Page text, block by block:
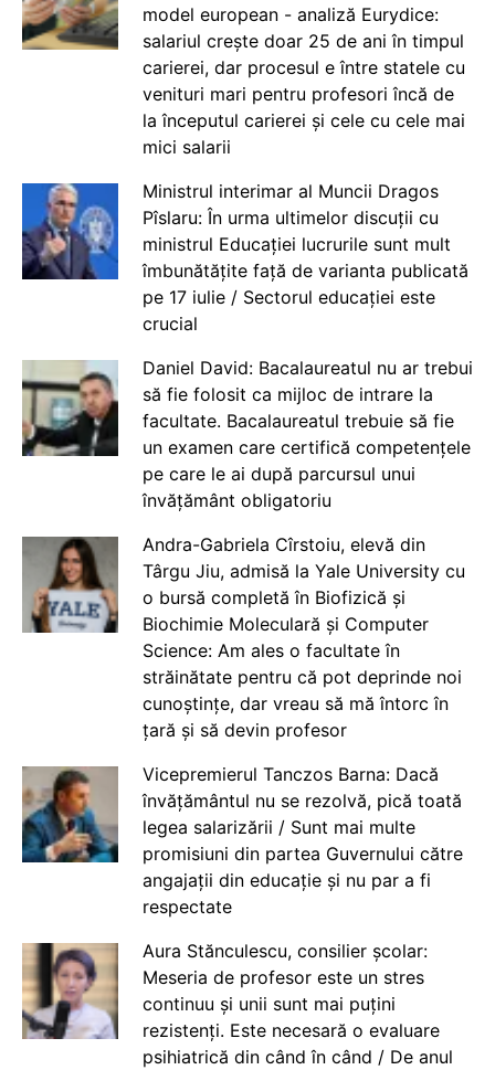
model european - analiză Eurydice:
salariul crește doar 25 de ani în timpul
carierei, dar procesul e între statele cu
venituri mari pentru profesori încă de
la începutul carierei și cele cu cele mai
mici salarii
Ministrul interimar al Muncii Dragos
Pîslaru: În urma ultimelor discuții cu
ministrul Educației lucrurile sunt mult
îmbunătățite față de varianta publicată
pe 17 iulie / Sectorul educației este
crucial
Daniel David: Bacalaureatul nu ar trebui
să fie folosit ca mijloc de intrare la
facultate. Bacalaureatul trebuie să fie
un examen care certifică competențele
pe care le ai după parcursul unui
învățământ obligatoriu
Andra-Gabriela Cîrstoiu, elevă din
Târgu Jiu, admisă la Yale University cu
o bursă completă în Biofizică și
Biochimie Moleculară și Computer
Science: Am ales o facultate în
străinătate pentru că pot deprinde noi
cunoștințe, dar vreau să mă întorc în
țară și să devin profesor
Vicepremierul Tanczos Barna: Dacă
învățământul nu se rezolvă, pică toată
legea salarizării / Sunt mai multe
promisiuni din partea Guvernului către
angajații din educație și nu par a fi
respectate
Aura Stănculescu, consilier școlar:
Meseria de profesor este un stres
continuu și unii sunt mai puțini
rezistenți. Este necesară o evaluare
psihiatrică din când în când / De anul